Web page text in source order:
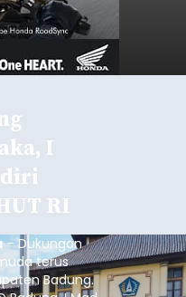
I
RI
– Dukungan
terus
Badung.